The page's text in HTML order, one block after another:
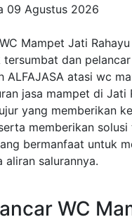
09 Agustus 2026
Mampet Jati
dan
ALFAJASA atasi wc
jasa mampet di Jati
yang memberikan
memberikan solusi
bermanfaat untuk
aliran salurannya.
WC